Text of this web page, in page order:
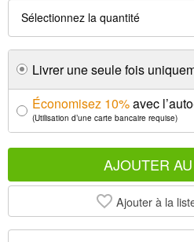
Livrer une seule fois
Économisez 10%avec
(Utilisation d’une carte bancaire requise)
AJOUTER
Ajouter à la